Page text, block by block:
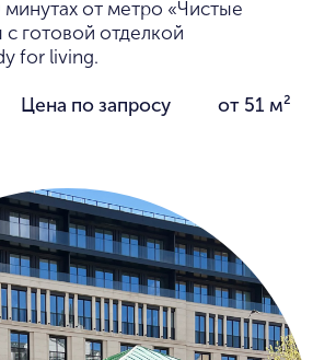
бренда Cesar с встроенной
премиальной линейки
Arabescato Grigio
Tadelakt и
итальянский Wooden
Pirgon.
от метро «Чистые
готовой отделкой
for living.
Цена по запросу от 51 м²